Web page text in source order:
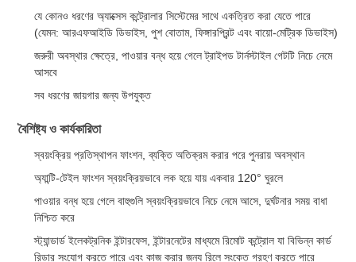
যে কোনও ধরণের অ্যাক্সেস কন্ট্রোলার সিস্টেমের সাথে একত্রিত করা যেতে পারে
(যেমন: আরএফআইডি ডিভাইস, পুশ বোতাম, ফিঙ্গারপ্রিন্ট এবং বায়ো-মেট্রিক ডিভাইস)
জরুরী অবস্থার ক্ষেত্রে, পাওয়ার বন্ধ হয়ে গেলে ট্রাইপড টার্নস্টাইল গেটটি নিচে নেমে
আসবে
সব ধরণের জায়গার জন্য উপযুক্ত
বৈশিষ্ট্য ও কার্যকারিতা
স্বয়ংক্রিয় প্রতিস্থাপন ফাংশন, ব্যক্তি অতিক্রম করার পরে পুনরায় অবস্থান
অ্যান্টি-টেইল ফাংশন স্বয়ংক্রিয়ভাবে লক হয়ে যায় একবার 120° ঘুরলে
পাওয়ার বন্ধ হয়ে গেলে বাহুগুলি স্বয়ংক্রিয়ভাবে নিচে নেমে আসে, দুর্ঘটনার সময় বাধা
নিশ্চিত করে
স্ট্যান্ডার্ড ইলেকট্রনিক ইন্টারফেস, ইন্টারনেটের মাধ্যমে রিমোট কন্ট্রোল যা বিভিন্ন কার্ড
রিডার সংযোগ করতে পারে এবং কাজ করার জন্য রিলে সংকেত গ্রহণ করতে পারে